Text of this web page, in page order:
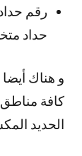
رقم
حداد
كافة مناطق
الحديد